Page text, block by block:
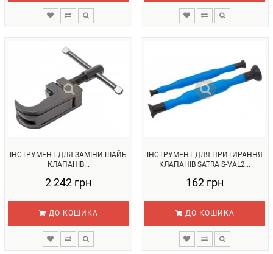
ІНСТРУМЕНТ ДЛЯ ЗАМІНИ ШАЙБ
КЛАПАНІВ...
2 242 грн
ДО КОШИКА
ІНСТРУМЕНТ ДЛЯ ПРИТИРАННЯ
КЛАПАНІВ SATRA S-VAL2...
162 грн
ДО КОШИКА